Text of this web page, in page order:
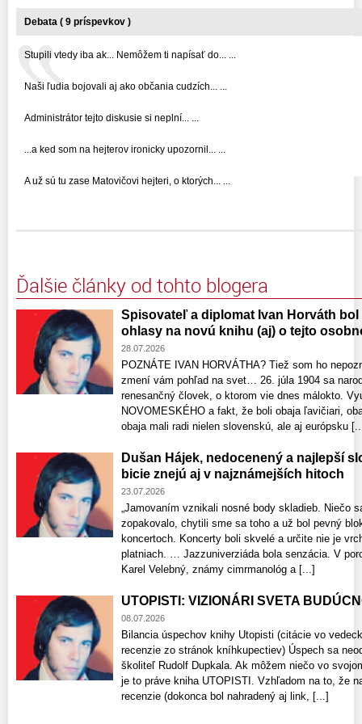
Debata ( 9 príspevkov )
Stupili vtedy iba ak... Nemôžem ti napísať do... ...
Naši ľudia bojovali aj ako občania cudzích... ...
Administrátor tejto diskusie si neplní... ...
...a ked som na hejterov ironicky upozornil... ...
A už sú tu zase Matovičovi hejteri, o ktorých... ...
Ďalšie články od tohto blogera
Spisovateľ a diplomat Ivan Horváth
ohlasy na novú knihu (aj) o tejto
28.07.2026
POZNÁTE IVAN HORVÁTHA? Tiež som ho
zmení vám pohľad na svet… 26. júla 1904 sa
renesančný človek, o ktorom vie dnes málokto.
NOVOMESKÉHO a fakt, že boli obaja ľavičiari,
obaja mali radi nielen slovenskú, ale aj európsku
Dušan Hájek, nedocenený a najlepší
bicie znejú aj v najznámejších hitoch
23.07.2026
„Jamovaním vznikali nosné body skladieb. Niečo
zopakovalo, chytili sme sa toho a už bol pevný
koncertoch. Koncerty boli skvelé a určite nie je
platniach. … Jazzuniverziáda bola senzácia. V
Karel Velebný, známy cimrmanológ a [...]
UTOPISTI: VIZIONÁRI SVETA
08.07.2026
Bilancia úspechov knihy Utopisti (citácie vo
recenzie zo stránok kníhkupectiev) Úspech sa
školiteľ Rudolf Dupkala. Ak môžem niečo vo
je to práve kniha UTOPISTI. Vzhľadom na to, že
recenzie​ (dokonca bol nahradený aj link, [...]